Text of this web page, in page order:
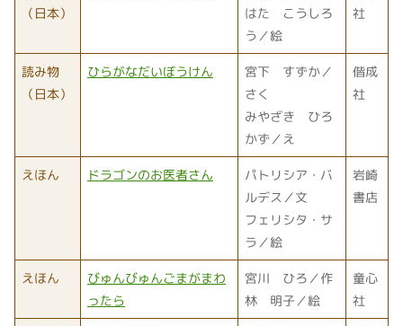
（日本）
はた こうしろ
う／絵
社
読み物
（日本）
ひらがなだいぼうけん
宮下 すずか／
さく
みやざき ひろ
かず／え
偕成
社
えほん ドラゴンのお医者さん
パトリシア・バ
ルデス／文
フェリシタ・サ
ラ／絵
岩崎
書店
えほん
びゅんびゅんごまがまわ
ったら
宮川 ひろ／作
林 明子／絵
童心
社